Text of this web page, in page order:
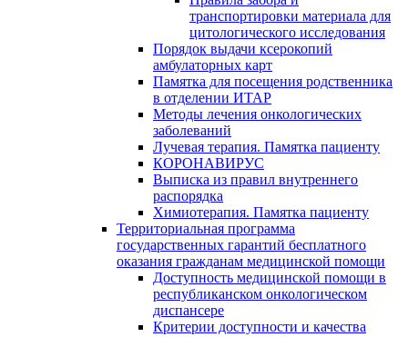
транспортировки материала для
цитологического исследования
Порядок выдачи ксерокопий
амбулаторных карт
Памятка для посещения родственника
в отделении ИТАР
Методы лечения онкологических
заболеваний
Лучевая терапия. Памятка пациенту
КОРОНАВИРУС
Выписка из правил внутреннего
распорядка
Химиотерапия. Памятка пациенту
Территориальная программа
государственных гарантий бесплатного
оказания гражданам медицинской помощи
Доступность медицинской помощи в
республиканском онкологическом
диспансере
Критерии доступности и качества